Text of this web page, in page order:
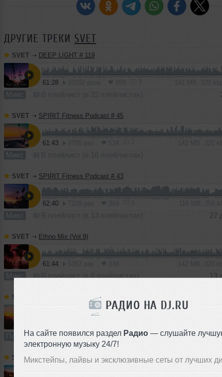
РАДИО НА DJ.RU
На сайте появился раздел Радио — слушайте
электронную музыку 24/7!
Микстейпы, лайвы и эксклюзивные сеты от лучших
ДРУГИЕ ТРЕКИ SVET
SVET ➝ DEEP LIGHT # 119
61:28
Микс
SVET ➝ SPIRIT Fitness Podcast # 45
61:43
Микс
SVET ➝ SPIRIT Fitness Podcast # 43
62:40
Микс 27
SVET ➝ Ethno Mix (Vol.9)
61:44
Микс В плейлист (в 8 плейлистах) 13
SVET SPIRIT Fitness Podcast # 42
Подкаст В плейлист (в 6 плейлистах)
SVET ➝DEEP LIGHT # 118